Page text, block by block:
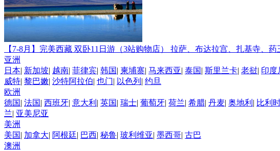
【7-8月】完美西藏 双卧11日游（3站购物店） 拉萨、布达拉宫、扎基寺、
亚洲
日本| 新加坡| 越南| 菲律宾| 韩国| 柬埔寨| 马来西亚| 泰国| 斯里兰卡| 老挝| 印度
威特| 黎巴嫩| 沙特阿拉伯| 也门| 以色列 | 约旦
欧洲
德国| 法国| 西班牙| 意大利 | 英国| 瑞士| 葡萄牙| 荷兰| 希腊| 丹麦| 奥地利 | 比利
兰| 亚美尼亚
美洲
美国| 加拿大| 阿根廷| 巴西| 秘鲁| 玻利维亚| 墨西哥| 古巴
澳洲